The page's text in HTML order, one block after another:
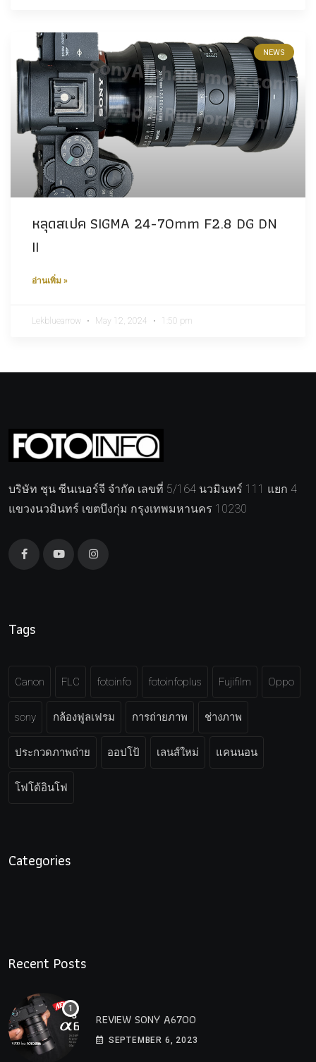
NEWS
หลุดสเปค SIGMA 24-70mm F2.8 DG DN
II
อ่านเพิ่ม »
Lekbluearrow May 12, 2024 1:50 pm
บริษัท ชุน ซีนเนอร์จี จำกัด เลขที่ 5/164 นวมินทร์ 111 แยก 4
แขวงนวมินทร์ เขตบึงกุ่ม กรุงเทพมหานคร 10230
Tags
Canon FLC fotoinfo fotoinfoplus Fujifilm Oppo
sony กล้องฟูลเฟรม การถ่ายภาพ ช่างภาพ
ประกวดภาพถ่าย ออปโป้ เลนส์ใหม่ แคนนอน
โฟโต้อินโฟ
Categories
Recent Posts
REVIEW SONY A6700
SEPTEMBER 6, 2023